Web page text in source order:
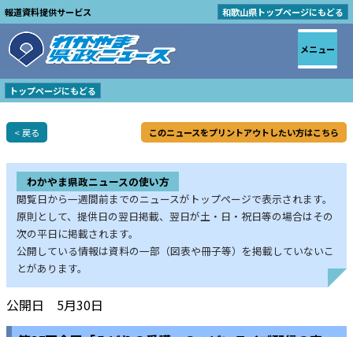
報道資料提供サービス 和歌山県トップページにもどる
トップページにもどる
< 戻る このニュースをプリントアウトしたい方はこちら
わかやま県政ニュースの使い方
閲覧日から一週間前までのニュースがトップページで表示されます。
原則として、提供日の翌日掲載、翌日が土・日・祝日等の場合はその
次の平日に掲載されます。
公開している情報は資料の一部（図表や冊子等）を掲載していないこ
とがあります。
公開日 5月30日
メニュー